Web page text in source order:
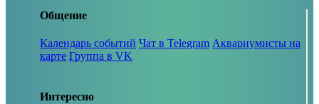
Общение
Календарь событий Чат в Telegram Аквариумисты на
карте Группа в VK
Интересно